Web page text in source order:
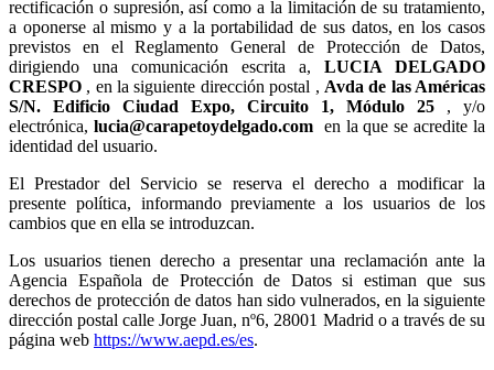
rectificación o supresión, así como a la limitación de su tratamiento,
a oponerse al mismo y a la portabilidad de sus datos, en los casos
previstos en el Reglamento General de Protección de Datos,
dirigiendo una comunicación escrita a,
, en la siguiente dirección postal ,
, y/o
electrónica,
en la que se acredite la
identidad del usuario.
El Prestador del Servicio se reserva el derecho a modificar la
presente política, informando previamente a los usuarios de los
cambios que en ella se introduzcan.
Los usuarios tienen derecho a presentar una reclamación ante la
Agencia Española de Protección de Datos si estiman que sus
derechos de protección de datos han sido vulnerados, en la siguiente
dirección postal calle Jorge Juan, nº6, 28001 Madrid o a través de su
página web https://www.aepd.es/es.